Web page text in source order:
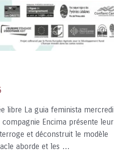
libre La guia feminista mercredi
Encima présente leur
et déconstruit le modèle
aborde et les …